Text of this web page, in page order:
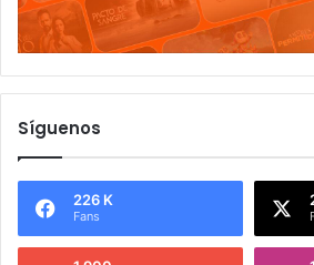
Síguenos